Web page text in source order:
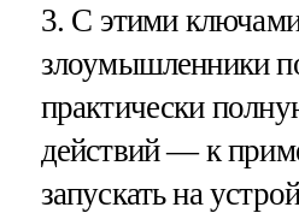
3. С этими
злоумышленники
практически
действий — к
запускать на